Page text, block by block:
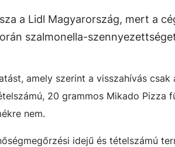
a Lidl Magyarország, mert a
szalmonella-
amely szerint a visszahívás csak
20 grammos Mikado Pizza
nem.
idejű és tételszámú